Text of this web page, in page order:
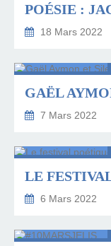
18 Mars 2022
7 Mars 2022
6 Mars 2022